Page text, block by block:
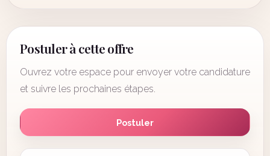
Postuler à cette offre
Ouvrez votre espace pour envoyer votre candidature
et suivre les prochaines étapes.
Postuler